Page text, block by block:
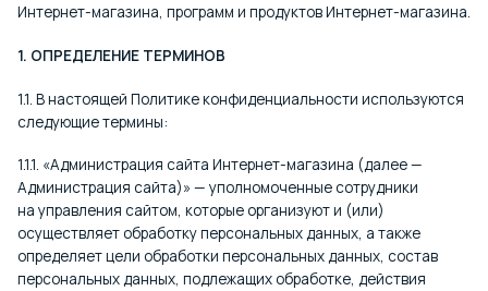
Интернет-магазина, программ и продуктов Интернет-магазина.
1. ОПРЕДЕЛЕНИЕ ТЕРМИНОВ
1.1. В настоящей Политике конфиденциальности используются
следующие термины:
1.1.1. «Администрация сайта Интернет-магазина (далее —
Администрация сайта)» — уполномоченные сотрудники
на управления сайтом, которые организуют и (или)
осуществляет обработку персональных данных, а также
определяет цели обработки персональных данных, состав
персональных данных, подлежащих обработке, действия